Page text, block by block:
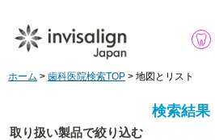
ホーム > 歯科医院検索TOP > 地図とリスト
検索結果
取り扱い製品で絞り込む